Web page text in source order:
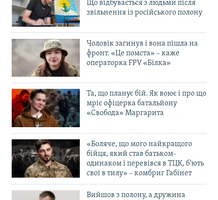
Що відбувається з людьми після
звільнення із російського полону
Чоловік загинув і вона пішла на
фронт. «Це помста» – каже
операторка FPV «Білка»
Та, що планує бій. Як воює і про що
мріє офіцерка батальйону
«Свобода» Маргарита
«Боляче, що мого найкращого
бійця, який став батьком-
одинаком і перевівся в ТЦК, б’ють
свої в тилу» – комбриг Габінет
Вийшов з полону, а дружина